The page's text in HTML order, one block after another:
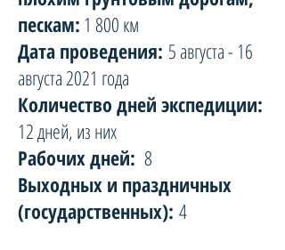
пескам: 1 800 км
Дата проведения: 5 августа - 16
августа 2021 года
Количество дней экспедиции:
12 дней, из них
Рабочих дней: 8
Выходных и праздничных
(государственных): 4